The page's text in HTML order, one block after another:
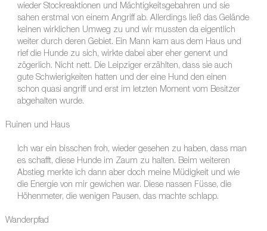
wieder Stockreaktionen und Mächtigkeitsgebahren und sie
sahen erstmal von einem Angriff ab. Allerdings ließ das Gelände
keinen wirklichen Umweg zu und wir mussten da eigentlich
weiter durch deren Gebiet. Ein Mann kam aus dem Haus und
rief die Hunde zu sich, wirkte dabei aber eher genervt und
zögerlich. Nicht nett. Die Leipziger erzählten, dass sie auch
gute Schwierigkeiten hatten und der eine Hund den einen
schon quasi angriff und erst im letzten Moment vom Besitzer
abgehalten wurde.
Ruinen und Haus
Ich war ein bisschen froh, wieder gesehen zu haben, dass man
es schafft, diese Hunde im Zaum zu halten. Beim weiteren
Abstieg merkte ich dann aber doch meine Müdigkeit und wie
die Energie von mir gewichen war. Diese nassen Füsse, die
Höhenmeter, die wenigen Pausen, das machte schlapp.
Wanderpfad